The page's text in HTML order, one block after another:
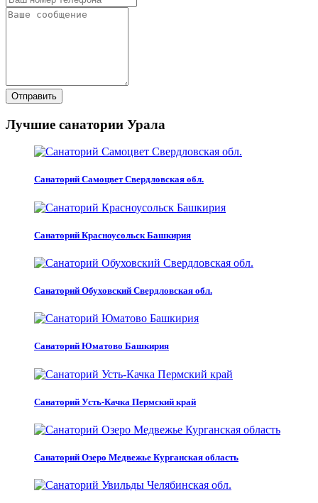
Отправить
Лучшие санатории Урала
Санаторий Самоцвет Свердловская обл.
Санаторий Красноусольск Башкирия
Санаторий Обуховский Свердловская обл.
Санаторий Юматово Башкирия
Санаторий Усть-Качка Пермский край
Санаторий Озеро Медвежье Курганская область